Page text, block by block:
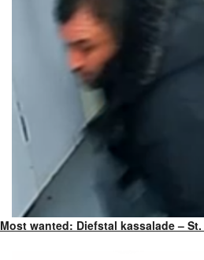
Most wanted: Diefstal kassalade –